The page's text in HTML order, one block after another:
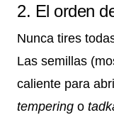
2. El orden
Nunca tires
Las semillas
caliente para
tempering o